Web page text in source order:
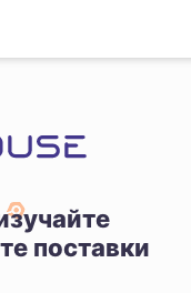
поставки